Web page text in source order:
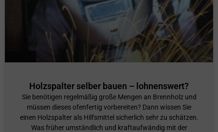
Holzspalter selber bauen – lohnenswert?
Sie benötigen regelmäßig große Mengen an Brennholz und
müssen dieses ofenfertig vorbereiten? Dann wissen Sie
einen Holzspalter als Hilfsmittel sicherlich sehr zu schätzen.
Was früher umständlich und kraftaufwändig mit der